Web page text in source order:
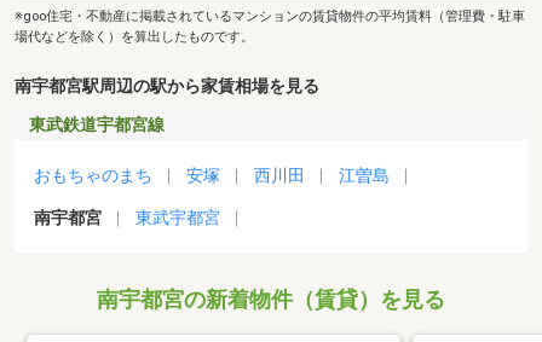
※goo住宅・不動産に掲載されているマンションの賃貸物件の平均賃料（管理費・駐車
場代などを除く）を算出したものです。
南宇都宮駅周辺の駅から家賃相場を見る
東武鉄道宇都宮線
おもちゃのまち 安塚 西川田 江曽島
南宇都宮 東武宇都宮
南宇都宮の新着物件（賃貸）を見る